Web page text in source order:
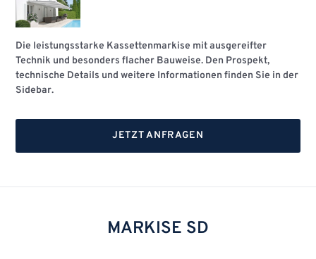
Die leistungsstarke Kassettenmarkise mit ausgereifter
Technik und besonders flacher Bauweise. Den Prospekt,
technische Details und weitere Informationen finden Sie in der
Sidebar.
JETZT ANFRAGEN
MARKISE SD